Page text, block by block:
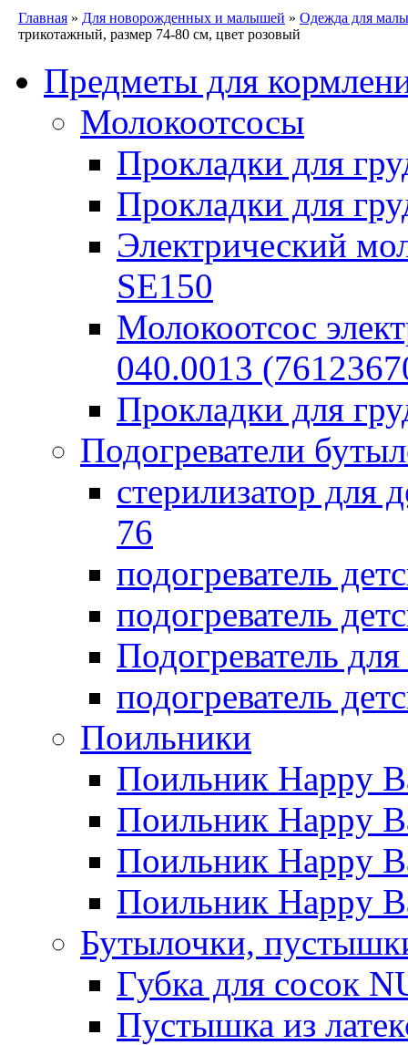
Главная » Для новорожденных и малышей » Одежда для
трикотажный, размер 74-80 см, цвет розовый
Предметы для
Молокоотсосы
Прокладки для
Прокладки для
Электрический
SE150
Молокоотсос
040.0013
Прокладки для
Подогреватели
стерилизатор для
76
подогреватель
подогреватель
Подогреватель
подогреватель
Поильники
Поильник Happy
Поильник Happy
Поильник Happy
Поильник Happy
Бутылочки,
Губка для сосок
Пустышка из